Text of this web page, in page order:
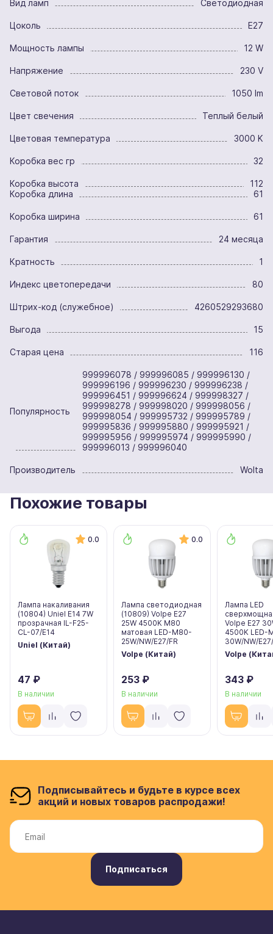
Вид ламп Светодиодная
Цоколь E27
Мощность лампы 12 W
Напряжение 230 V
Световой поток 1050 lm
Цвет свечения Теплый белый
Цветовая температура 3000 K
Коробка вес гр 32
Коробка высота
112
Коробка длина
61
Коробка ширина 61
Гарантия 24 месяца
Кратность 1
Индекс цветопередачи 80
Штрих-код (служебное) 4260529293680
Выгода 15
Старая цена 116
Популярность
999996078 / 999996085 / 999996130 /
999996196 / 999996230 / 999996238 /
999996451 / 999996624 / 999998327 /
999998278 / 999998020 / 999998056 /
999998054 / 999995732 / 999995789 /
999995836 / 999995880 / 999995921 /
999995956 / 999995974 / 999995990 /
999996013 / 999996040
Производитель Wolta
Похожие товары
0.0
Лампа накаливания
(10804) Uniel E14 7W
прозрачная IL-F25-
CL-07/E14
Uniel (Китай)
47 ₽
В наличии
0.0
Лампа светодиодная
(10809) Volpe E27
25W 4500K M80
матовая LED-M80-
25W/NW/E27/FR
Volpe (Китай)
253 ₽
В наличии
Лампа LED
Volpe E27
4500K LED-
30W/NW/
Volpe
343 ₽
В наличии
Подписывайтесь и будьте в курсе всех
акций и новых товаров распродажи!
Подписаться